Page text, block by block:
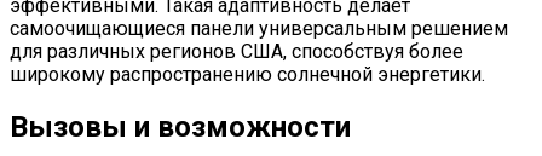
эффективными. Такая адаптивность делает
самоочищающиеся панели универсальным решением
для различных регионов США, способствуя более
широкому распространению солнечной энергетики.
Вызовы и возможности